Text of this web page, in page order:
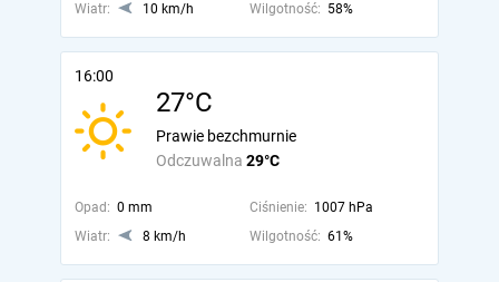
Wiatr:
10 km/h Wilgotność: 58%
16:00
27°C
Odczuwalna 29°C
Prawie bezchmurnie
Opad: 0 mm Ciśnienie: 1007 hPa
Wiatr:
8 km/h Wilgotność: 61%